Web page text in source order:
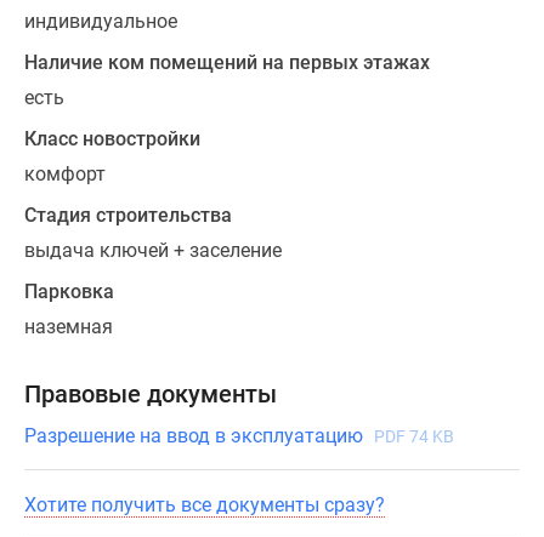
индивидуальное
Наличие ком помещений на первых этажах
есть
Класс новостройки
комфорт
Стадия строительства
выдача ключей + заселение
Парковка
наземная
Правовые документы
Разрешение на ввод в эксплуатацию PDF 74 KB
Хотите получить все документы сразу?